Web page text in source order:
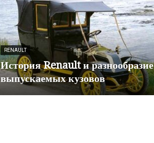
RENAULT
История Renault и разнообразие
выпускаемых кузовов